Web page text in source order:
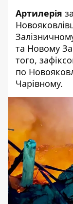
Артилерія
та Новому
того,
по
Чарівному.